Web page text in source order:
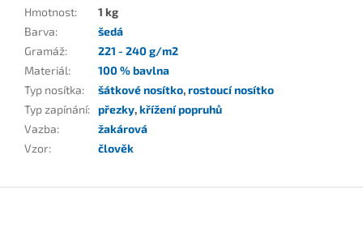
Hmotnost:
1 kg
Barva:
šedá
Gramáž:
221 - 240 g/m2
Materiál:
100 % bavlna
Typ nosítka: šátkové nosítko,rostoucí nosítko
Typ zapínání: přezky,křížení popruhů
Vazba:
žakárová
Vzor: člověk